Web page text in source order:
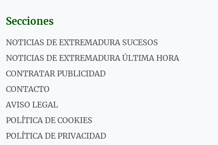
Secciones
NOTICIAS DE EXTREMADURA SUCESOS
NOTICIAS DE EXTREMADURA ÚLTIMA HORA
CONTRATAR PUBLICIDAD
CONTACTO
AVISO LEGAL
POLÍTICA DE COOKIES
POLÍTICA DE PRIVACIDAD